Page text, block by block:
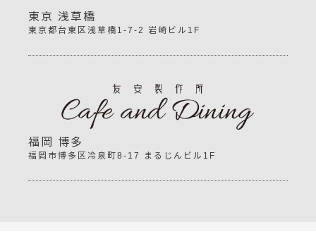
東京 浅草橋
東京都台東区浅草橋1-7-2 岩崎ビル1F
福岡 博多
福岡市博多区冷泉町8-17 まるじんビル1F